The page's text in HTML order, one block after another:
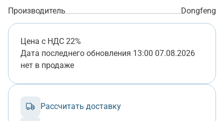
Производитель
Dongfeng
Цена с НДС 22%
Дата последнего обновления 13:00 07.08.2026
нет в продаже
Рассчитать доставку